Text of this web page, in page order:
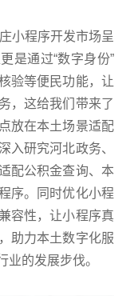
程序开发市场呈
是通过“数字身份”
验等便民功能，让
，这给我们带来了
放在本土场景适配
入研究河北政务、
配公积金查询、本
序。同时优化小程
容性，让小程序真
助力本土数字化服
业的发展步伐。